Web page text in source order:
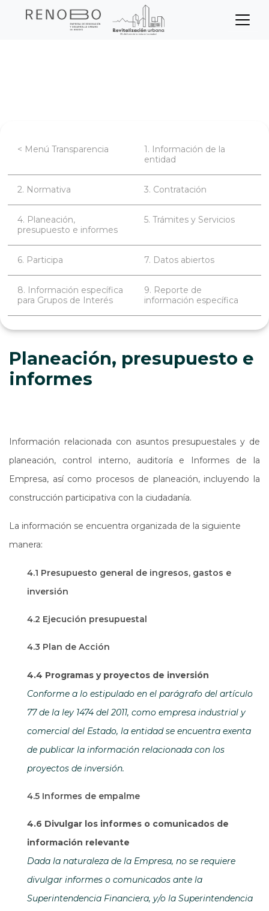
Sitio Web Empresa de
Transparencia
< Menú Transparencia
1. Información de la
entidad
2. Normativa 3. Contratación
4. Planeación,
presupuesto e informes
5. Trámites y Servicios
6. Participa 7. Datos abiertos
8. Información específica
para Grupos de Interés
9. Reporte de
información específica
Planeación, presupuesto e
informes
Información relacionada con asuntos presupuestales y de
planeación, control interno, auditoría e Informes de la
Empresa, así como procesos de planeación, incluyendo la
construcción participativa con la ciudadanía.
La información se encuentra organizada de la siguiente
manera:
4.1 Presupuesto general de ingresos, gastos e
inversión
4.2 Ejecución presupuestal
4.3 Plan de Acción
4.4 Programas y proyectos de inversión
Conforme a lo estipulado en el parágrafo del artículo
77 de la ley 1474 del 2011, como empresa industrial y
comercial del Estado, la entidad se encuentra exenta
de publicar la información relacionada con los
proyectos de inversión.
4.5 Informes de empalme
4.6 Divulgar los informes o comunicados de
información relevante
Dada la naturaleza de la Empresa, no se requiere
divulgar informes o comunicados ante la
Superintendencia Financiera, y/o la Superintendencia